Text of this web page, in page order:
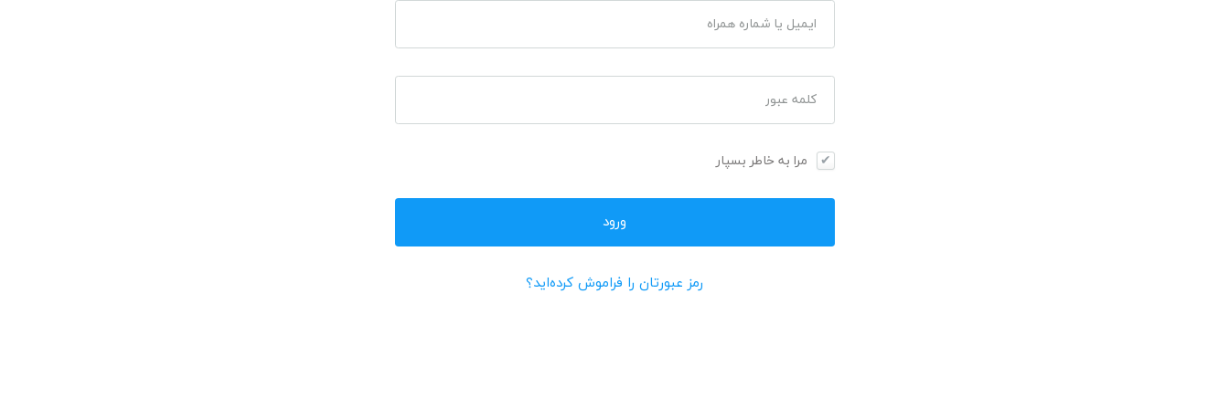
ایمیل یا شماره همراه
کلمه عبور
مرا به خاطر بسپار
رمز عبورتان را فراموش کرده‌اید؟